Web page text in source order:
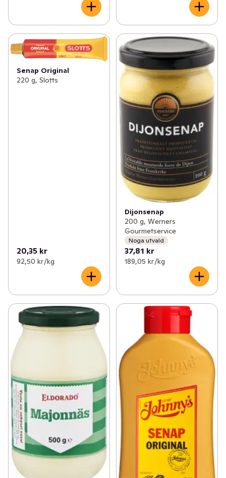
Senap Original
220 g, Slotts
20,35 kr
92,50 kr /kg
Dijonsenap
200 g, Werners
Gourmetservice
Noga utvald
37,81 kr
189,05 kr /kg